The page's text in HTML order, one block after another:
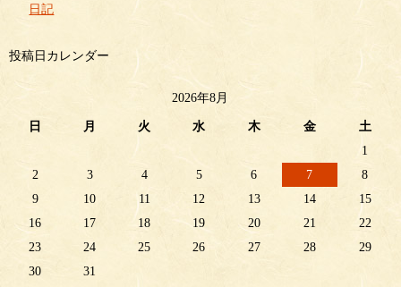
日記
投稿日カレンダー
2026年8月
日 月 火 水 木 金
土
1
2
3 4 5 6 7
8
9
10 11 12 13 14
15
16
17 18 19 20 21
22
23
24 25 26 27 28
29
30
31